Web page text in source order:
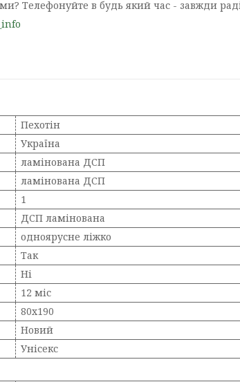
Телефонуйте в будь який час - завжди
Пехотін
Україна
ламінована ДСП
ламінована ДСП
1
ДСП ламінована
одноярусне ліжко
Так
Ні
12 міс
80х190
Новий
Унісекс